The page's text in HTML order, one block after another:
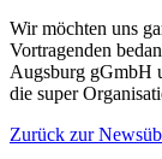
Wir möchten uns
Vortragenden
Augsburg gGmbH
die super
Zurück zur